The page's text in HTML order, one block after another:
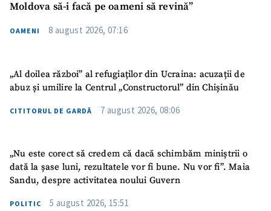
Moldova să-i facă pe oameni să revină”
OAMENI 8 august 2026, 07:16
„Al doilea război” al refugiaților din Ucraina: acuzații de
abuz și umilire la Centrul „Constructorul” din Chișinău
CITITORUL DE GARDĂ 7 august 2026, 08:06
„Nu este corect să credem că dacă schimbăm miniștrii o
dată la șase luni, rezultatele vor fi bune. Nu vor fi”. Maia
Sandu, despre activitatea noului Guvern
POLITIC 5 august 2026, 15:51